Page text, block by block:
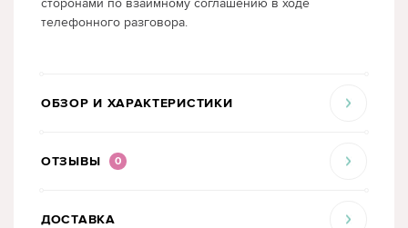
телефонного разговора.
ОБЗОР И ХАРАКТЕРИСТИКИ
ОТЗЫВЫ 0
ДОСТАВКА